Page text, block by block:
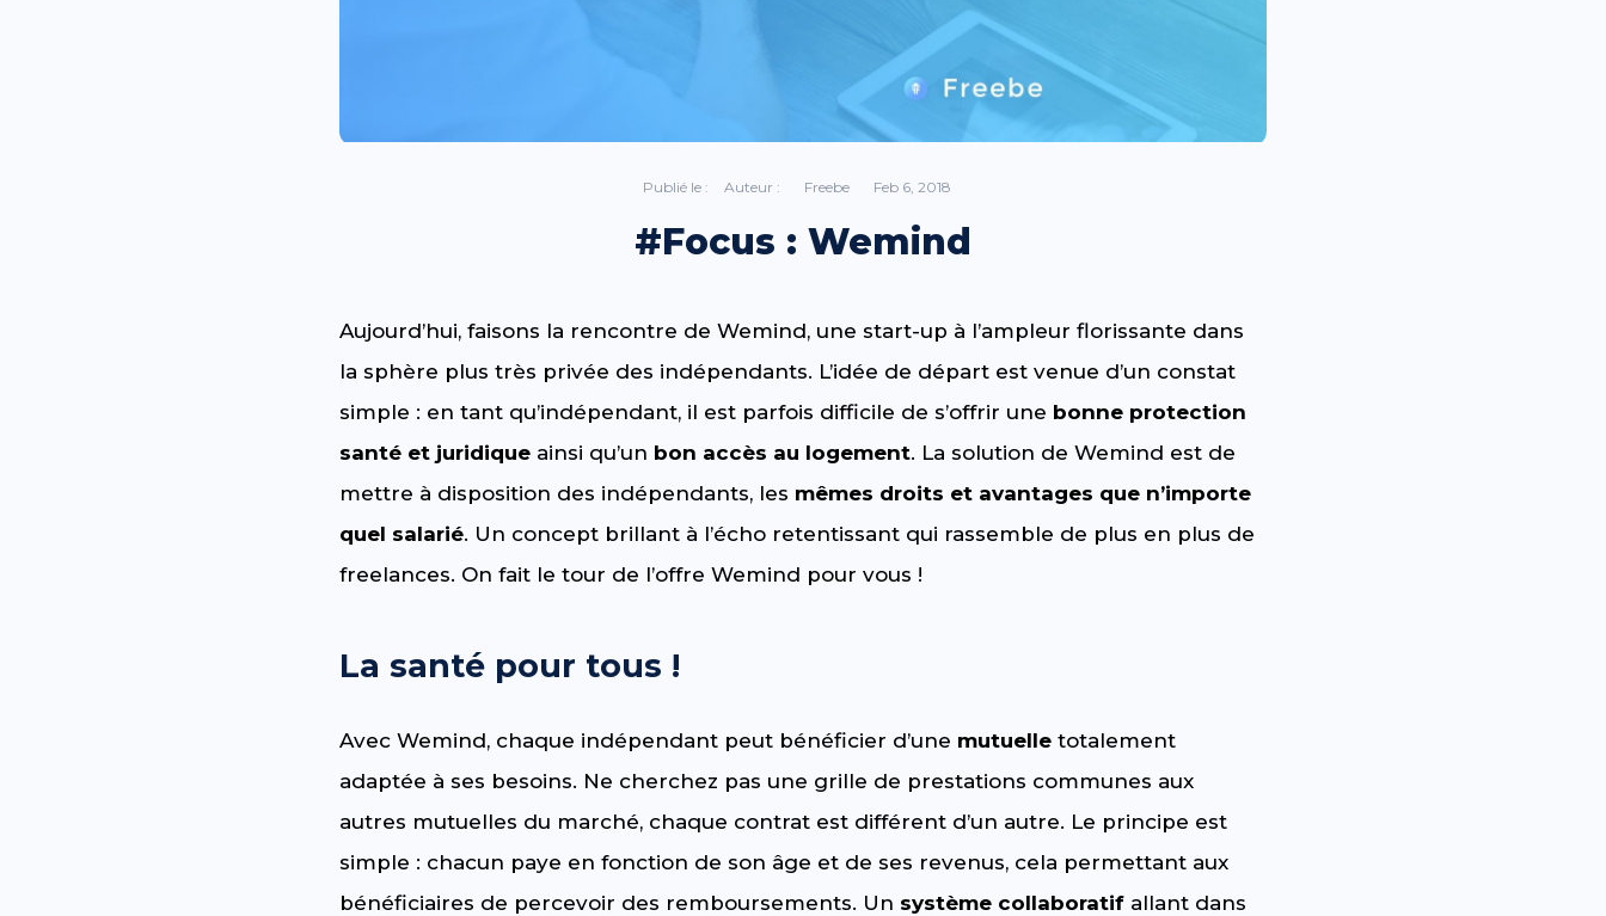
Publié le : Auteur : Freebe Feb 6, 2018
#Focus : Wemind
Aujourd’hui, faisons la rencontre de Wemind, une start-up à l’ampleur florissante dans
la sphère plus très privée des indépendants. L’idée de départ est venue d’un constat
simple : en tant qu’indépendant, il est parfois difficile de s’offrir une bonne protection
santé et juridique ainsi qu’un bon accès au logement. La solution de Wemind est de
mettre à disposition des indépendants, les mêmes droits et avantages que n’importe
quel salarié. Un concept brillant à l’écho retentissant qui rassemble de plus en plus de
freelances. On fait le tour de l’offre Wemind pour vous !
La santé pour tous !
Avec Wemind, chaque indépendant peut bénéficier d’une mutuelle totalement
adaptée à ses besoins. Ne cherchez pas une grille de prestations communes aux
autres mutuelles du marché, chaque contrat est différent d’un autre. Le principe est
simple : chacun paye en fonction de son âge et de ses revenus, cela permettant aux
bénéficiaires de percevoir des remboursements. Un système collaboratif allant dans